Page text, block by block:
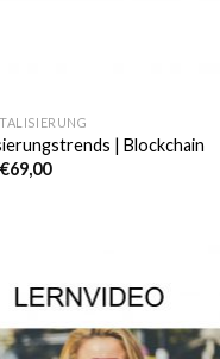
| Blockchain
€69,00
Auf die
Wunschliste